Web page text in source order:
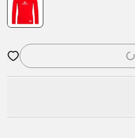
Opent een venster om in te loggen